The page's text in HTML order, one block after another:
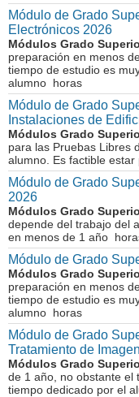
Módulo de Grado
Electrónicos 2026
Módulos Grado
preparación en menos
tiempo de estudio es
alumno horas
Módulo de Grado
Instalaciones de
Módulos Grado
para las Pruebas Libres
alumno. Es factible
Módulo de Grado
2026
Módulos Grado
depende del trabajo del
en menos de 1 año
Módulo de Grado
Módulos Grado
preparación en menos
tiempo de estudio es
alumno horas
Módulo de Grado
Tratamiento de
Módulos Grado
de 1 año, no obstante el
tiempo dedicado por el